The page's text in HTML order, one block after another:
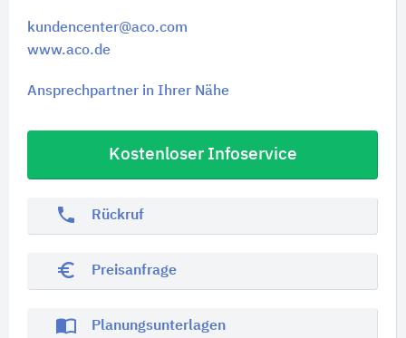
kundencenter@aco.com
www.aco.de
Ansprechpartner in Ihrer Nähe
Kostenloser Infoservice
phone Rückruf
euro_symbol Preisanfrage
import_contacts Planungsunterlagen